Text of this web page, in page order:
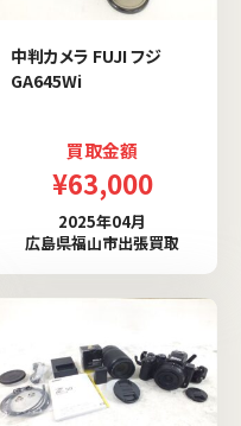
中判カメラ FUJI フジ
GA645Wi
買取金額
¥63,000
2025年04月
広島県福山市出張買取